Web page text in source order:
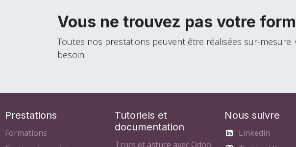
Vous ne trouvez pas votre
Toutes nos prestations peuvent être réalisées sur-
besoin
Prestations
Formations
Tutoriels et
documentation
Trucs et astuce avec Odoo
Nous suivre
Linkedin